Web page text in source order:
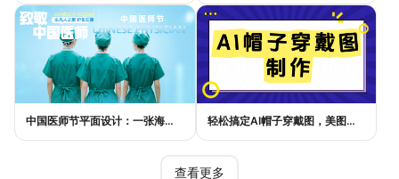
中国医师节平面设计：一张海报如何讲好白衣故事 轻松搞定AI帽子穿戴图，美图设计室电商主图教程
查看更多